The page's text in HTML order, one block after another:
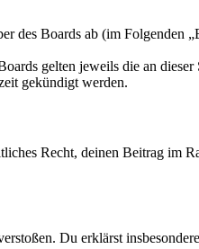
des Boards ab (im Folgenden
gelten jeweils die an
gekündigt werden.
Recht, deinen Beitrag im
Du erklärst